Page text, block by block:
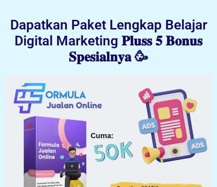
Dapatkan Paket Lengkap Belajar
Digital Marketing 𝐏𝐥𝐮𝐬𝐬 𝟓 𝐁𝐨𝐧𝐮𝐬
𝐒𝐩𝐞𝐬𝐢𝐚𝐥𝐧𝐲𝐚 🥳